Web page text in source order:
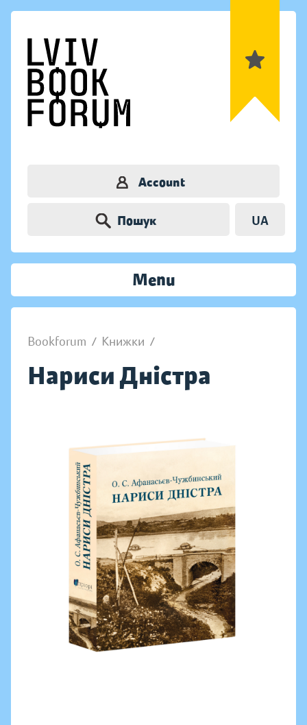
Account
Пошук UA
Menu
Bookforum / Книжки /
Нариси Дністра